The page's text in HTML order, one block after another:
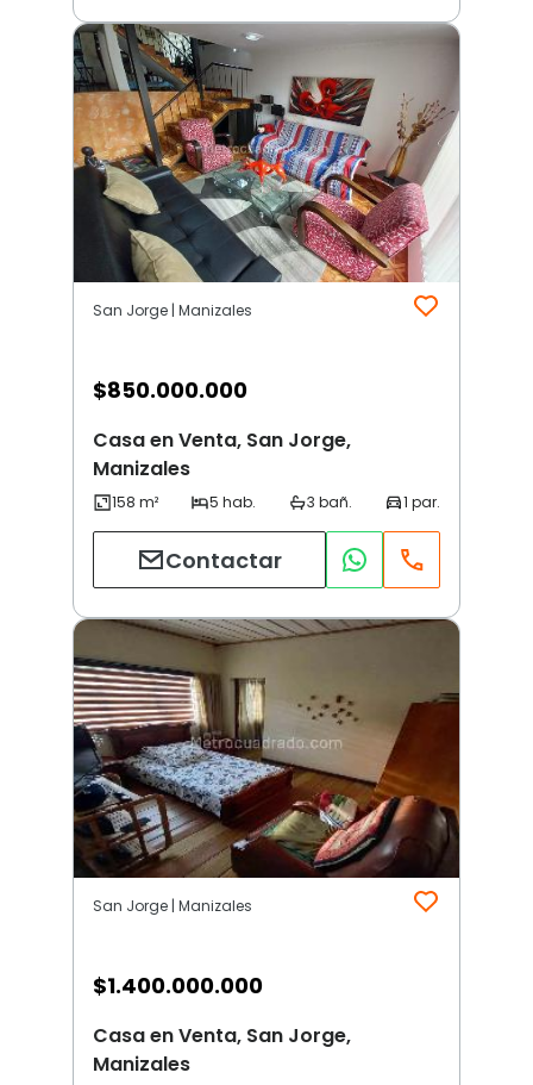
San Jorge | Manizales
$850.000.000
Casa en Venta, San Jorge,
Manizales
Contactar
San Jorge | Manizales
$1.400.000.000
Casa en Venta, San Jorge,
Manizales